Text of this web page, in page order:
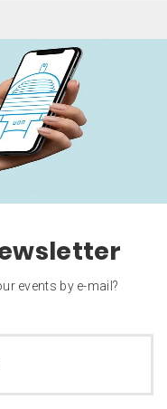
events by e-mail?